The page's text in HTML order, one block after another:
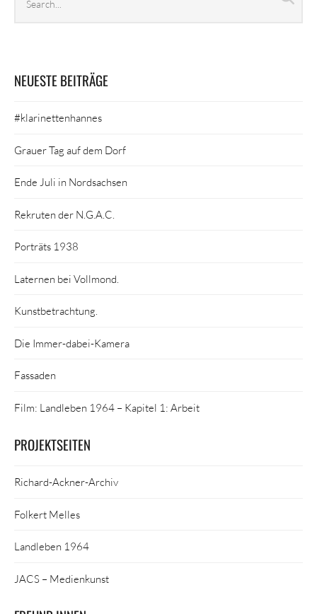
archives
NEUESTE BEITRÄGE
#klarinettenhannes
Grauer Tag auf dem Dorf
Ende Juli in Nordsachsen
Rekruten der N.G.A.C.
Porträts 1938
Laternen bei Vollmond.
Kunstbetrachtung.
Die Immer-dabei-Kamera
Fassaden
Film: Landleben 1964 – Kapitel 1: Arbeit
PROJEKTSEITEN
Richard-Ackner-Archiv
Folkert Melles
Landleben 1964
JACS – Medienkunst